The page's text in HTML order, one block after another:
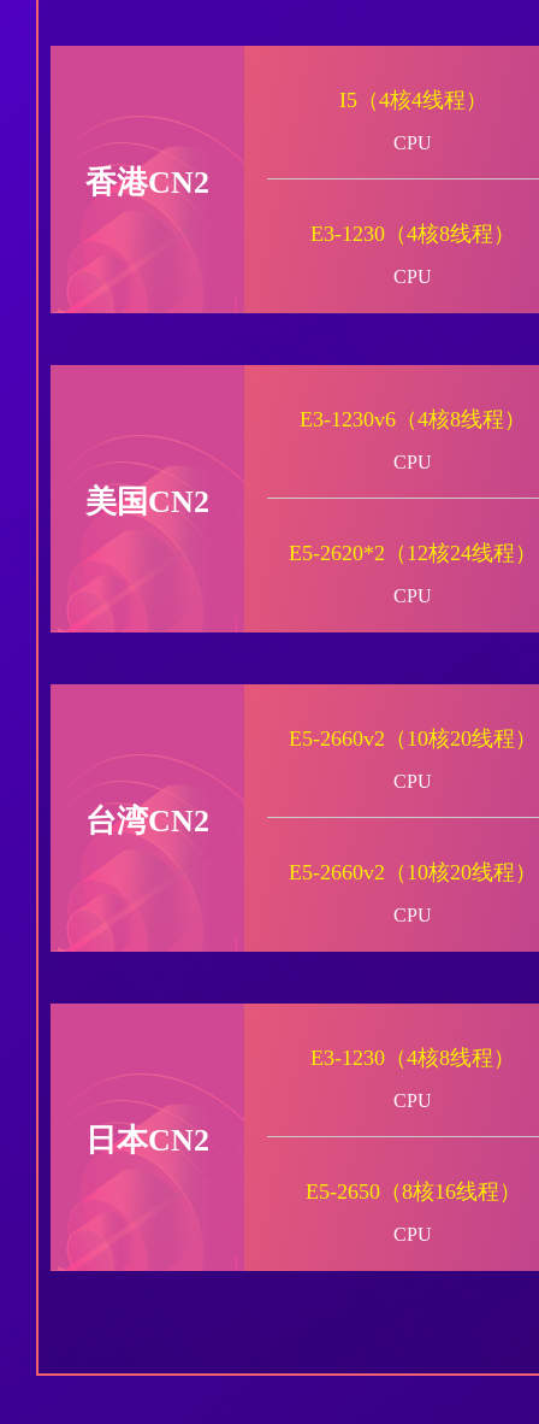
香港CN2
I5（4核4线程）
CPU
E3-1230（4核8线程）
CPU
美国CN2
E3-1230v6（4核8线程）
CPU
E5-2620*2（12核24线程）
CPU
台湾CN2
E5-2660v2（10核20线程）
CPU
E5-2660v2（10核20线程）
CPU
日本CN2
E3-1230（4核8线程）
CPU
E5-2650（8核16线程）
CPU